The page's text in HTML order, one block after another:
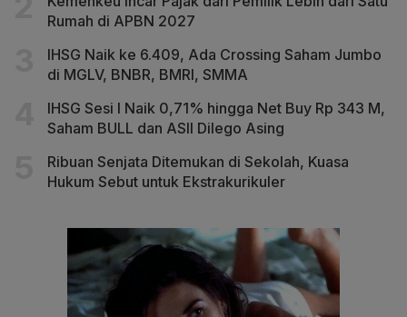
Rumah di APBN 2027
IHSG Naik ke 6.409, Ada Crossing Saham Jumbo
di MGLV, BNBR, BMRI, SMMA
IHSG Sesi I Naik 0,71% hingga Net Buy Rp 343 M,
Saham BULL dan ASII Dilego Asing
Ribuan Senjata Ditemukan di Sekolah, Kuasa
Hukum Sebut untuk Ekstrakurikuler